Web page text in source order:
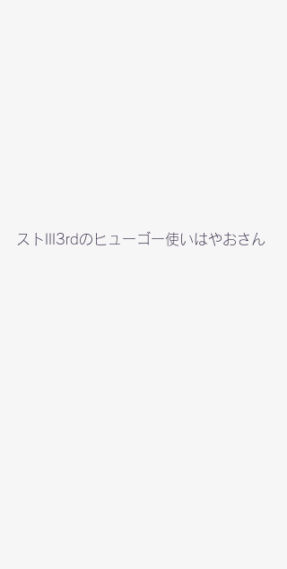
ストIII3rdのヒューゴー使いはやおさん